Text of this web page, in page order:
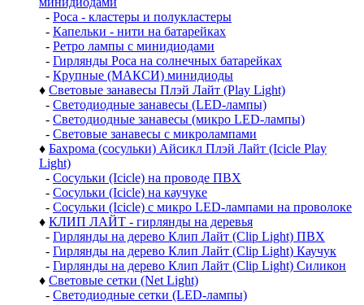
- Роса - кластеры и полукластеры
- Капельки - нити на батарейках
- Ретро лампы с минидиодами
- Гирлянды Роса на солнечных батарейках
- Крупные (МАКСИ) минидиоды
♦ Световые занавесы Плэй Лайт (Play Light)
- Светодиодные занавесы (LED-лампы)
- Светодиодные занавесы (микро LED-лампы)
- Световые занавесы с микролампами
♦ Бахрома (сосульки) Айсикл Плэй Лайт (Icicle Play
Light)
- Сосульки (Icicle) на проводе ПВХ
- Сосульки (Icicle) на каучуке
- Сосульки (Icicle) с микро LED-лампами на проволоке
♦ КЛИП ЛАЙТ - гирлянды на деревья
- Гирлянды на дерево Клип Лайт (Clip Light) ПВХ
- Гирлянды на дерево Клип Лайт (Clip Light) Каучук
- Гирлянды на дерево Клип Лайт (Clip Light) Силикон
♦ Световые сетки (Net Light)
- Светодиодные сетки (LED-лампы)